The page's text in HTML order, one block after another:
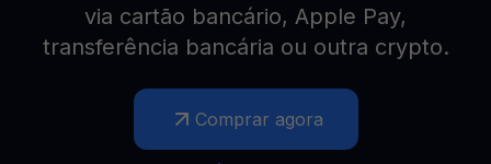
via cartão bancário, Apple Pay,
transferência bancária ou outra crypto.
Comprar agora